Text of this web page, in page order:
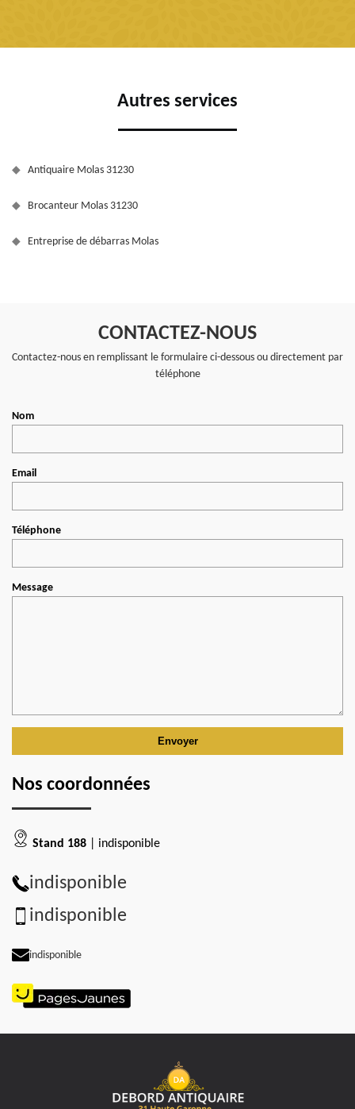
Autres services
Antiquaire Molas 31230
Brocanteur Molas 31230
Entreprise de débarras Molas
CONTACTEZ-NOUS
Contactez-nous en remplissant le formulaire ci-dessous ou directement par
téléphone
Nom
Email
Téléphone
Message
Nos coordonnées
Stand 188 | indisponible
indisponible
indisponible
indisponible